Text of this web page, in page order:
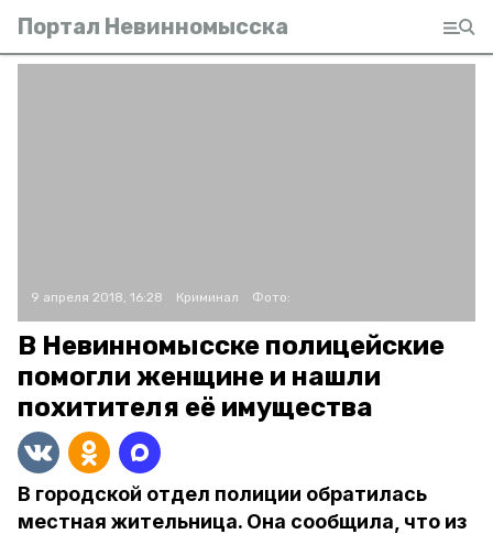
Портал Невинномысска
9 апреля 2018, 16:28 Криминал Фото:
В Невинномысске полицейские
помогли женщине и нашли
похитителя её имущества
В городской отдел полиции обратилась
местная жительница. Она сообщила, что из